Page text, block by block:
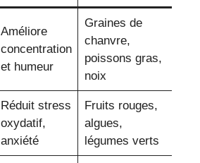
Améliore
concentration
et humeur
Graines de
chanvre,
poissons gras,
noix
Réduit stress
oxydatif,
anxiété
Fruits rouges,
algues,
légumes verts